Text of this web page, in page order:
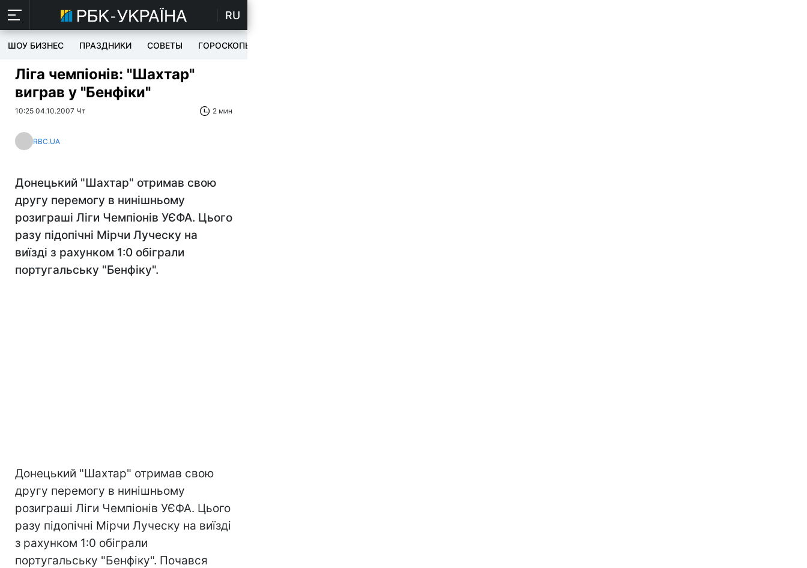
RU
ШОУ БИЗНЕС ПРАЗДНИКИ СОВЕТЫ ГОРОСКОПЫ
Ліга чемпіонів: "Шахтар"
виграв у "Бенфіки"
10:25 04.10.2007 Чт 2 мин
RBC.UA
Донецький "Шахтар" отримав свою
другу перемогу в нинішньому
розиграші Ліги Чемпіонів УЄФА. Цього
разу підопічні Мірчи Луческу на
виїзді з рахунком 1:0 обіграли
португальську "Бенфіку".
Донецький "Шахтар" отримав свою
другу перемогу в нинішньому
розиграші Ліги Чемпіонів УЄФА. Цього
разу підопічні Мірчи Луческу на виїзді
з рахунком 1:0 обіграли
португальську "Бенфіку". Почався